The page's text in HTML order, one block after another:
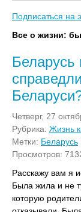
Подписаться на
Все о жизни:
Беларусь
Четверг, 27
Рубрика: Жизнь
Метки: Беларусь
Просмотров:
Расскажу вам я
Была жила и не
которую